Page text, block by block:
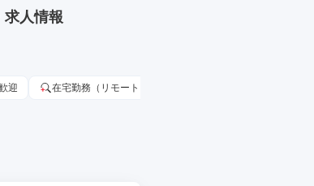
求人情報
迎 在宅勤務（リモートワーク）OK